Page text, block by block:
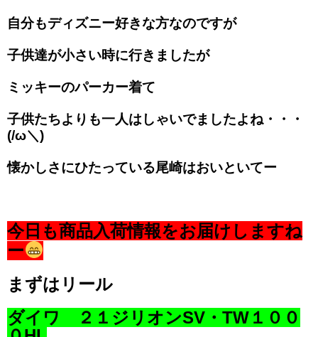
自分もディズニー好きな方なのですが
子供達が小さい時に行きましたが
ミッキーのパーカー着て
子供たちよりも一人はしゃいでましたよね・・・
(/ω＼)
懐かしさにひたっている尾崎はおいといてー
今日も商品入荷情報をお届けしますね
ー
まずはリール
ダイワ ２１ジリオンSV・TW１００